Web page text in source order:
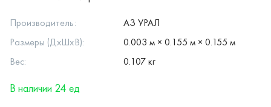
Производитель:
АЗ УРАЛ
Размеры (ДхШхВ):
0.003 м × 0.155 м × 0.155 м
Вес:
0.107 кг
В наличии 24 ед